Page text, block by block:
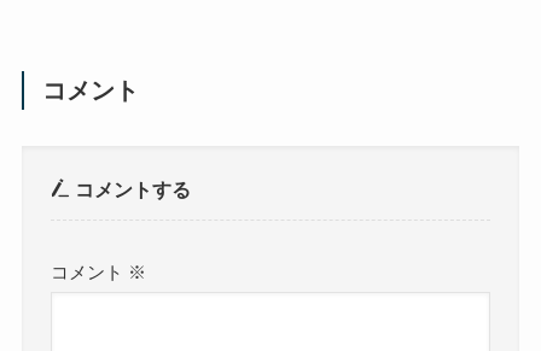
コメント
コメントする
コメント ※